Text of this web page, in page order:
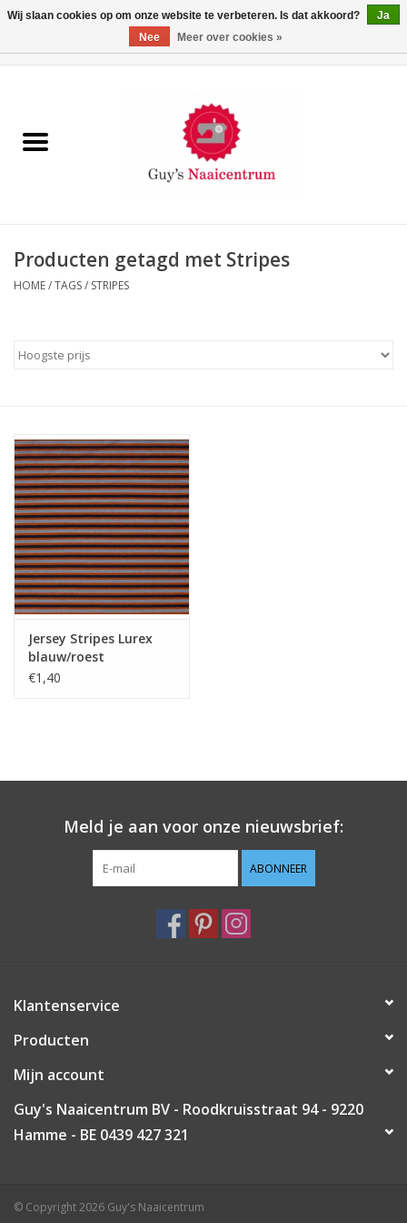
Machines
Paspoppen
Hobby/Knutselen
Stoffen
Breien en haken
Handwerk
Workshop
Producten getagd met Stripes
HOME/TAGS/ STRIPES
Jersey Stripes Lurex
blauw/roest
€1,40
Meld je aan voor onze nieuwsbrief:
ABONNEER
Klantenservice
Producten
Mijn account
Guy's Naaicentrum BV - Roodkruisstraat 94 - 9220
Hamme - BE 0439 427 321
© Copyright 2026 Guy's Naaicentrum
Wij slaan cookies op om onze website te verbeteren. Is dat akkoord?
Ja
Nee
Meer over cookies »